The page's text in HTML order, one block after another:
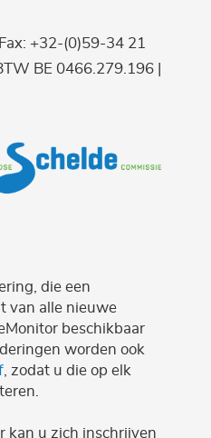
+32-(0)59-34 21
BE 0466.279.196 |
die een
van alle nieuwe
beschikbaar
worden ook
, zodat u die op elk
kan u zich inschrijven